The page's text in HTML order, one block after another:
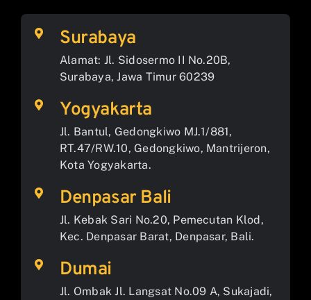
Surabaya
Alamat: Jl. Sidosermo II No.20B,
Surabaya, Jawa Timur 60239
Yogyakarta
Jl. Bantul, Gedongkiwo MJ.1/881,
RT.47/RW.10, Gedongkiwo, Mantrijeron,
Kota Yogyakarta.
Denpasar Bali
Jl. Kebak Sari No.20, Pemecutan Klod,
Kec. Denpasar Barat, Denpasar, Bali.
Dumai
Jl. Ombak Jl. Langsat No.09 A, Sukajadi,